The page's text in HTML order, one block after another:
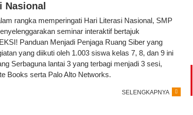
Nasional
rangka memperingati Hari Literasi Nasional, SMP
seminar interaktif bertajuk
Panduan Menjadi Penjaga Ruang Siber yang
yang diikuti oleh 1.003 siswa kelas 7, 8, dan 9 ini
Serbaguna lantai 3 yang terbagi menjadi 3 sesi,
Books serta Palo Alto Networks.
SELENGKAPNYA